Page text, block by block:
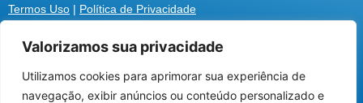
Utilizamos cookies para oferecer melhor
experiência, melhorar o desempenho, analisar
Valorizamos sua privacidade
Utilizamos cookies para aprimorar sua experiência de
navegação, exibir anúncios ou conteúdo personalizado e
Termos Uso | Política de Privacidade